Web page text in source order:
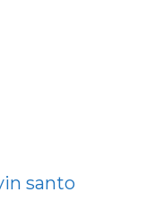
santo